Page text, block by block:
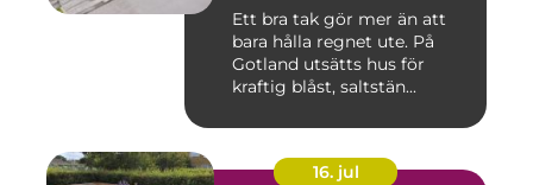
Ett bra tak gör mer än att
bara hålla regnet ute. På
Gotland utsätts hus för
kraftig blåst, saltstän...
16. jul